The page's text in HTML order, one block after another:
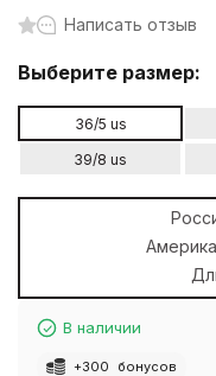
Написать отзыв
Выберите размер:
36/5 us
39/8 us
В наличии
+300 бонусов